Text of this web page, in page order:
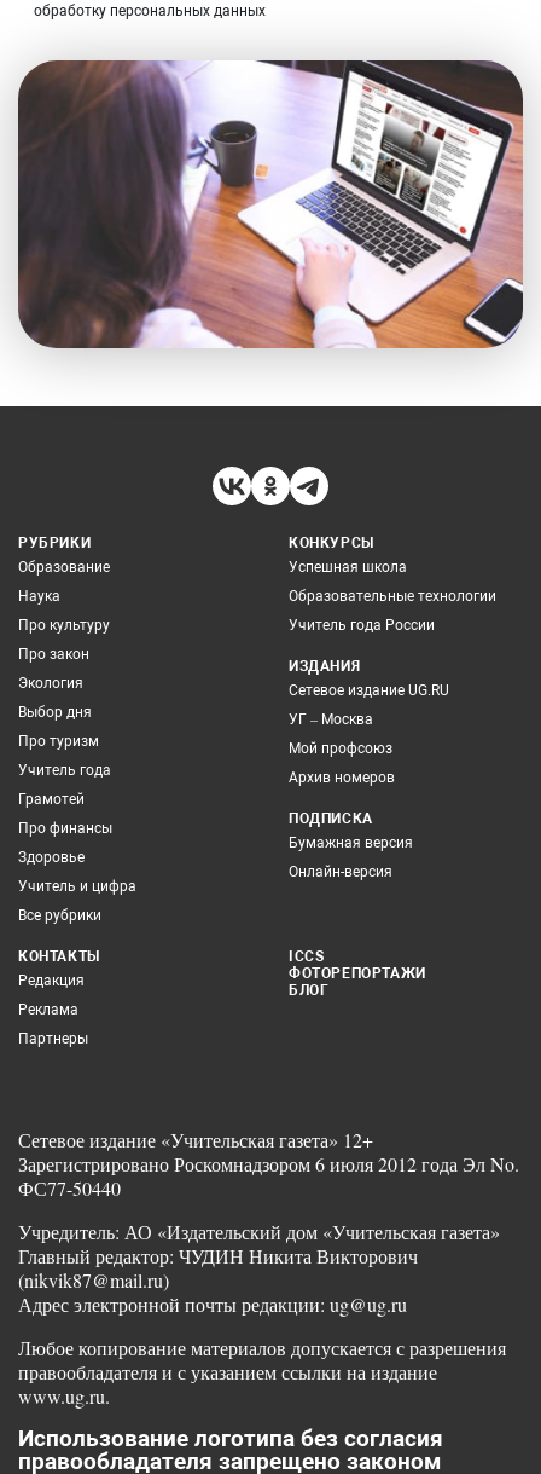
обработку персональных данных
РУБРИКИ
Образование
Наука
Про культуру
Про закон
Экология
Выбор дня
Про туризм
Учитель года
Грамотей
Про финансы
Здоровье
Учитель и цифра
Все рубрики
КОНКУРСЫ
Успешная школа
Образовательные технологии
Учитель года России
ИЗДАНИЯ
Сетевое издание UG.RU
УГ – Москва
Мой профсоюз
Архив номеров
ПОДПИСКА
Бумажная версия
Онлайн-версия
КОНТАКТЫ
Редакция
Реклама
Партнеры
ICCS
ФОТОРЕПОРТАЖИ
БЛОГ
Сетевое издание «Учительская газета» 12+
Зарегистрировано Роскомнадзором 6 июля 2012 года Эл No.
ФС77-50440
Учредитель: АО «Издательский дом «Учительская газета»
Главный редактор: ЧУДИН Никита Викторович
(nikvik87@mail.ru)
Адрес электронной почты редакции: ug@ug.ru
Любое копирование материалов допускается с разрешения
правообладателя и с указанием ссылки на издание
www.ug.ru.
Использование логотипа без согласия
правообладателя запрещено законом